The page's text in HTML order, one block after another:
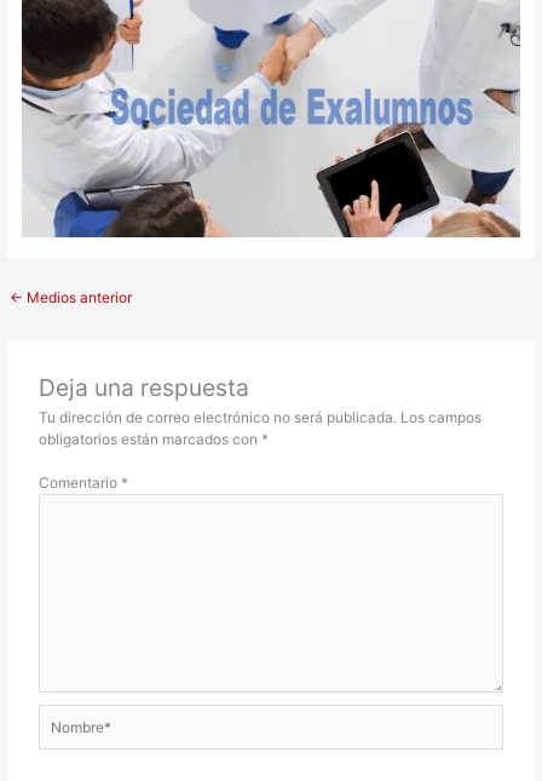
← Medios anterior
Deja una respuesta
Tu dirección de correo electrónico no será publicada. Los campos
obligatorios están marcados con *
Comentario *